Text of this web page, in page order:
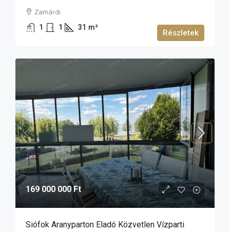
Zamárdi
1 1 31 m²
Részletek
169 000 000 Ft
Siófok Aranyparton Eladó Közvetlen Vízparti